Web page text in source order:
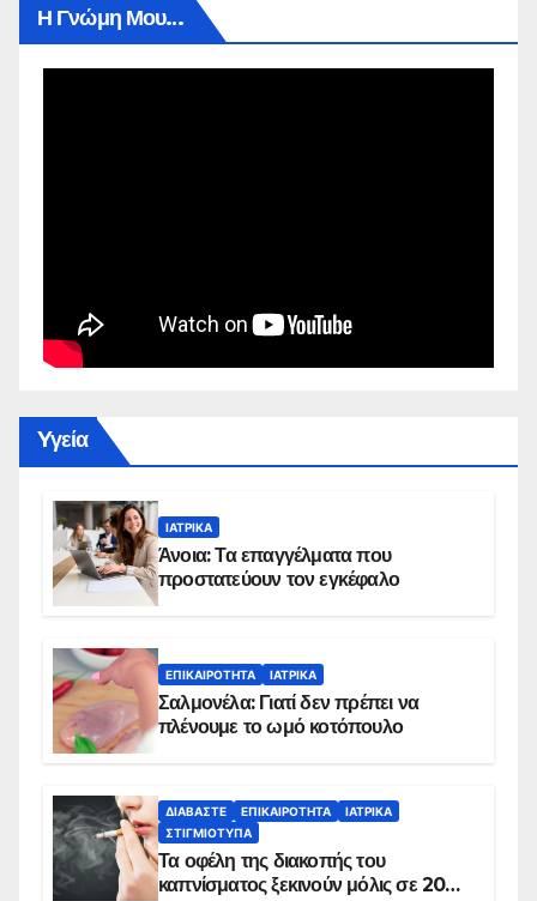
Η Γνώμη Μου…
Yγεία
ΙΑΤΡΙΚΆ
Άνοια: Τα επαγγέλματα που
προστατεύουν τον εγκέφαλο
ΕΠΙΚΑΙΡΌΤΗΤΑ ΙΑΤΡΙΚΆ
Σαλμονέλα: Γιατί δεν πρέπει να
πλένουμε το ωμό κοτόπουλο
ΔΙΑΒΆΣΤΕ ΕΠΙΚΑΙΡΌΤΗΤΑ
ΙΑΤΡΙΚΆ
ΣΤΙΓΜΙΌΤΥΠΑ
Τα οφέλη της διακοπής του
καπνίσματος ξεκινούν μόλις σε 20